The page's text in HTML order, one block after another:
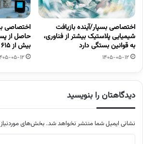
اختصاصی بسپار/آینده بازیافت
شیمیایی پلاستیک بیشتر از فناوری،
به قوانین بستگی دارد
1405-05-12
اختصاصی
بیش از ۶۱۵ میلیون دلار می‌رسد
05-12
دیدگاهتان را بنویسید
نشانی ایمیل شما منتشر نخواهد شد. بخش‌های